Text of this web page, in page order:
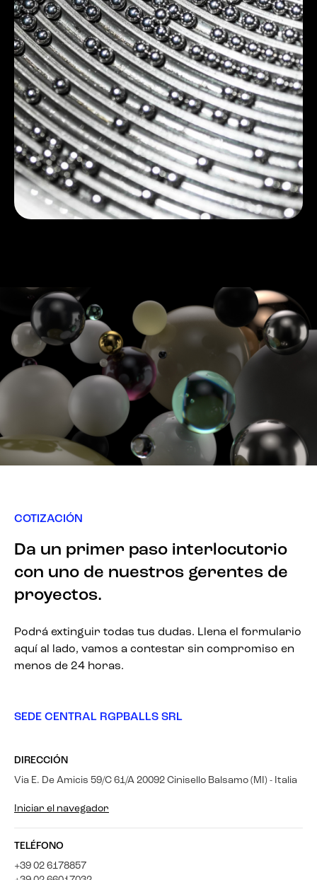
COTIZACIÓN
Da un primer paso interlocutorio
con uno de nuestros gerentes de
proyectos.
Podrá extinguir todas tus dudas. Llena el formulario
aquí al lado, vamos a contestar sin compromiso en
menos de 24 horas.
SEDE CENTRAL RGPBALLS SRL
DIRECCIÓN
Via E. De Amicis 59/C 61/A 20092 Cinisello Balsamo (MI) - Italia
Iniciar el navegador
TELÉFONO
+39 02 6178857